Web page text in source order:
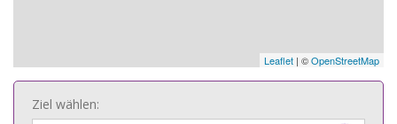
Leaflet | ©OpenStreetMap
Ziel wählen: